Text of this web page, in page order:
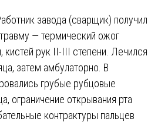
завода (сварщик) получил
— термический ожог
кистей рук II-III степени. Лечился
затем амбулаторно. В
грубые рубцовые
ограничение открывания рта
контрактуры пальцев